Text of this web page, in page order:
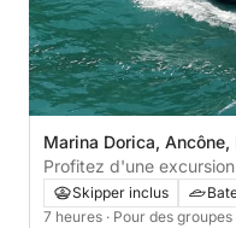
Marina Dorica, Ancône,
Profitez d'une
à Ancône.
Skipper inclus
7 heures · Pour des